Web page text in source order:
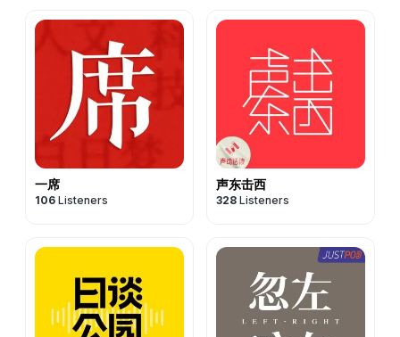
在小宇宙查看该单集文稿
一席
106 Listeners
声东击西
328 Listeners